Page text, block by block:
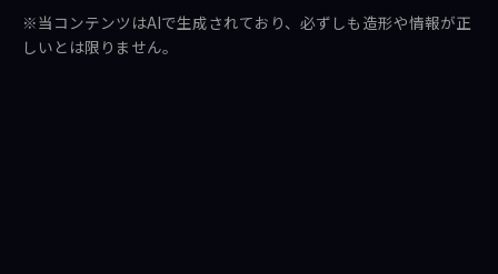
ェ ス る
※当コンテンツはAIで生成されており、必ずしも造形や情報が正
しいとは限りません。